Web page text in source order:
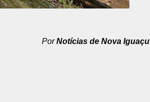
PorNotícias de Nova Iguaçu